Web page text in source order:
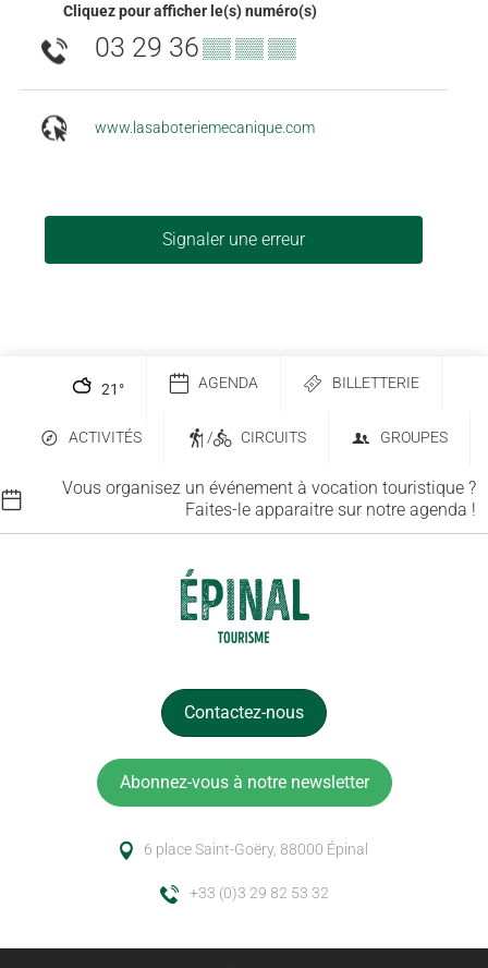
Cliquez pour afficher le(s) numéro(s)
03 29 36▒▒ ▒▒ ▒▒
www.lasaboteriemecanique.com
Signaler une erreur
21 ° AGENDA BILLETTERIE
ACTIVITÉS / CIRCUITS GROUPES
Vous organisez un événement à vocation touristique ?
Faites-le apparaitre sur notre agenda !
Contactez-nous
Abonnez-vous à notre newsletter
6 place Saint-Goëry, 88000 Épinal
+33 (0)3 29 82 53 32